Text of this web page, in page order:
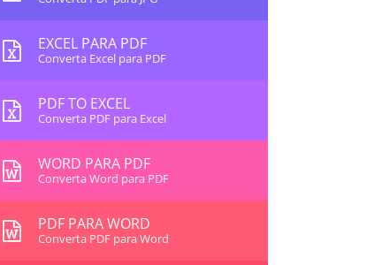
EXCEL PARA PDF
Converta Excel para PDF
PDF TO EXCEL
Converta PDF para Excel
WORD PARA PDF
Converta Word para PDF
PDF PARA WORD
Converta PDF para Word